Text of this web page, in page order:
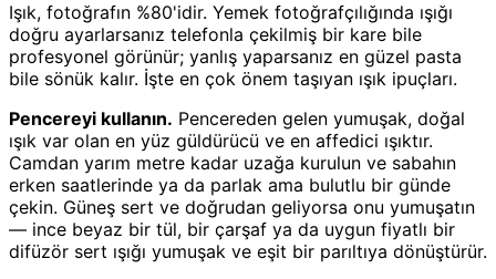
Işık, fotoğrafın %80'idir. Yemek fotoğrafçılığında ışığı
doğru ayarlarsanız telefonla çekilmiş bir kare bile
profesyonel görünür; yanlış yaparsanız en güzel pasta
bile sönük kalır. İşte en çok önem taşıyan ışık ipuçları.
Pencereyi kullanın. Pencereden gelen yumuşak, doğal
ışık var olan en yüz güldürücü ve en affedici ışıktır.
Camdan yarım metre kadar uzağa kurulun ve sabahın
erken saatlerinde ya da parlak ama bulutlu bir günde
çekin. Güneş sert ve doğrudan geliyorsa onu yumuşatın
— ince beyaz bir tül, bir çarşaf ya da uygun fiyatlı bir
difüzör sert ışığı yumuşak ve eşit bir parıltıya dönüştürür.